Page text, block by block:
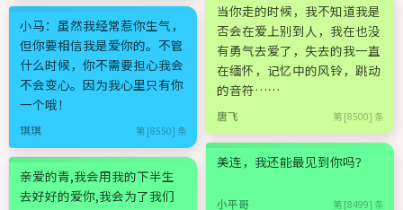
小马：虽然我经常惹你生气，
但你要相信我是爱你的。不管
什么时候，你不需要担心我会
不会变心。因为我心里只有你
一个哦！
琪琪 第 [8550] 条
亲爱的青,我会用我的下半生
去好好的爱你,我会为了我们
当你走的时候，我不知道我是
否会在爱上别到人，我在也没
有勇气去爱了，失去的我一直
在缅怀，记忆中的风铃，跳动
的音符……
唐飞 第 [8500] 条
美连，我还能最见到你吗？
小平哥 第 [8499] 条